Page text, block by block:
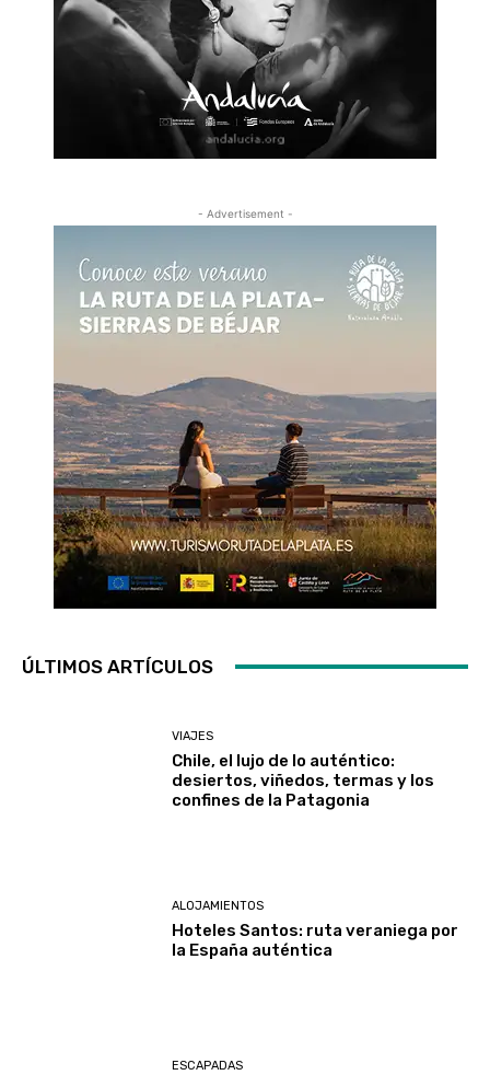
- Advertisement -
ÚLTIMOS ARTÍCULOS
VIAJES
Chile, el lujo de lo auténtico:
desiertos, viñedos, termas y los
confines de la Patagonia
ALOJAMIENTOS
Hoteles Santos: ruta veraniega por
la España auténtica
ESCAPADAS